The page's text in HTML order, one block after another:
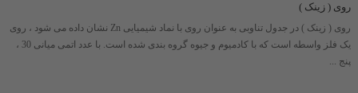
روی ( زینک )
روی ( زینک ) در جدول تناوبی به عنوان روی با نماد شیمیایی Zn نشان داده می شود ، روی
یک فلز واسطه است که با کادمیوم و جیوه گروه بندی شده است. با عدد اتمی میانی 30 ،
پنج ...